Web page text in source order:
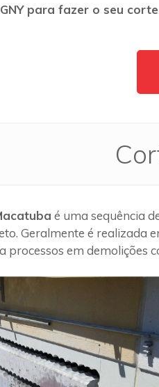
para fazer o seu
é uma sequência
Geralmente é realizada
processos em demolições